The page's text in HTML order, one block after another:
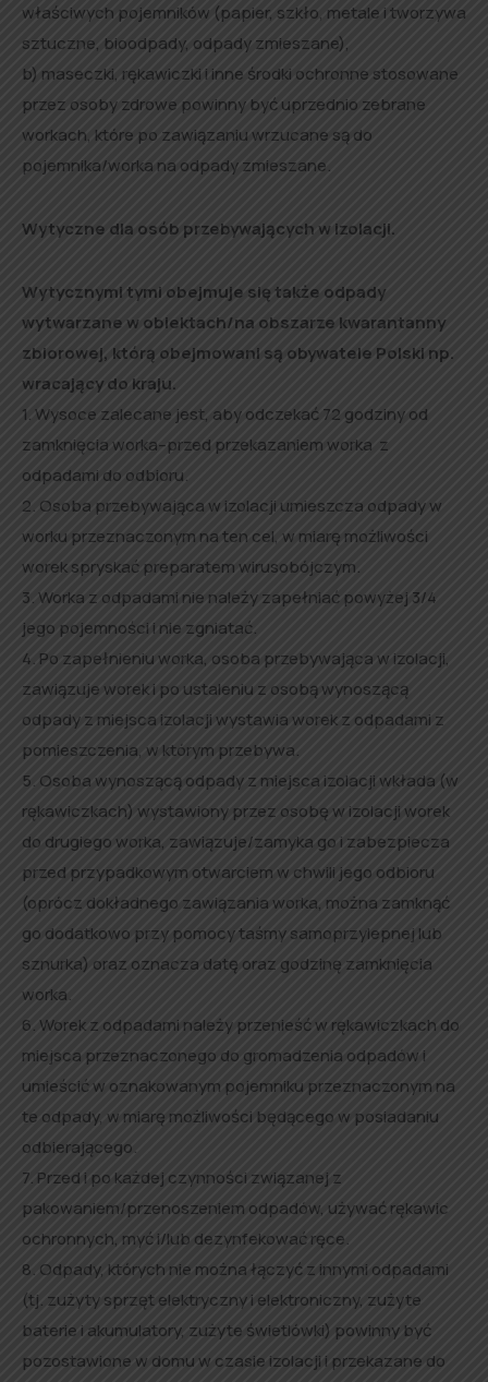
właściwych pojemników (papier, szkło, metale i tworzywa
sztuczne, bioodpady, odpady zmieszane),
b) maseczki, rękawiczki i inne środki ochronne stosowane
przez osoby zdrowe powinny być uprzednio zebrane
workach, które po zawiązaniu wrzucane są do
pojemnika/worka na odpady zmieszane.
Wytyczne dla osób przebywających w izolacji.
Wytycznymi tymi obejmuje się także odpady
wytwarzane w obiektach/na obszarze kwarantanny
zbiorowej, którą obejmowani są obywatele Polski np.
wracający do kraju.
1. Wysoce zalecane jest, aby odczekać 72 godziny od
zamknięcia worka–przed przekazaniem worka z
odpadami do odbioru.
2. Osoba przebywająca w izolacji umieszcza odpady w
worku przeznaczonym na ten cel, w miarę możliwości
worek spryskać preparatem wirusobójczym.
3. Worka z odpadami nie należy zapełniać powyżej 3/4
jego pojemności i nie zgniatać.
4. Po zapełnieniu worka, osoba przebywająca w izolacji,
zawiązuje worek i po ustaleniu z osobą wynoszącą
odpady z miejsca izolacji wystawia worek z odpadami z
pomieszczenia, w którym przebywa.
5. Osoba wynoszącą odpady z miejsca izolacji wkłada (w
rękawiczkach) wystawiony przez osobę w izolacji worek
do drugiego worka, zawiązuje/zamyka go i zabezpiecza
przed przypadkowym otwarciem w chwili jego odbioru
(oprócz dokładnego zawiązania worka, można zamknąć
go dodatkowo przy pomocy taśmy samoprzylepnej lub
sznurka) oraz oznacza datę oraz godzinę zamknięcia
worka.
6. Worek z odpadami należy przenieść w rękawiczkach do
miejsca przeznaczonego do gromadzenia odpadów i
umieścić w oznakowanym pojemniku przeznaczonym na
te odpady, w miarę możliwości będącego w posiadaniu
odbierającego.
7. Przed i po każdej czynności związanej z
pakowaniem/przenoszeniem odpadów, używać rękawic
ochronnych, myć i/lub dezynfekować ręce.
8. Odpady, których nie można łączyć z innymi odpadami
(tj. zużyty sprzęt elektryczny i elektroniczny, zużyte
baterie i akumulatory, zużyte świetlówki) powinny być
pozostawione w domu w czasie izolacji i przekazane do